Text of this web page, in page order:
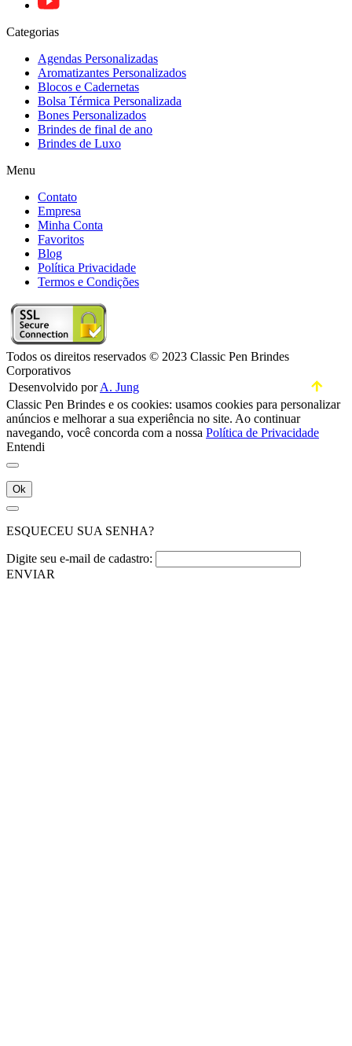
Categorias
Agendas Personalizadas
Aromatizantes Personalizados
Blocos e Cadernetas
Bolsa Térmica Personalizada
Bones Personalizados
Brindes de final de ano
Brindes de Luxo
Menu
Contato
Empresa
Minha Conta
Favoritos
Blog
Política Privacidade
Termos e Condições
Todos os direitos reservados © 2023 Classic Pen Brindes
Corporativos
Desenvolvido porA. Jung
Classic Pen Brindes e os cookies: usamos cookies para personalizar
anúncios e melhorar a sua experiência no site. Ao continuar
navegando, você concorda com a nossa Política de Privacidade
Entendi
Ok
ESQUECEU SUA SENHA?
Digite seu e-mail de cadastro:
ENVIAR